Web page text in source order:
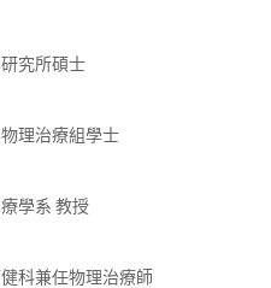
究所碩士
理治療組學士
學系 教授
科兼任物理治療師